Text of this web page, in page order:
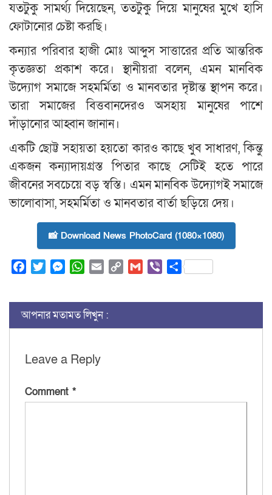
যতটুকু সামর্থ্য দিয়েছেন, ততটুকু দিয়ে মানুষের মুখে হাসি
ফোটানোর চেষ্টা করছি।
কন্যার পরিবার হাজী মোঃ আব্দুস সাত্তারের প্রতি আন্তরিক
কৃতজ্ঞতা প্রকাশ করে। স্থানীয়রা বলেন, এমন মানবিক
উদ্যোগ সমাজে সহমর্মিতা ও মানবতার দৃষ্টান্ত স্থাপন করে।
তারা সমাজের বিত্তবানদেরও অসহায় মানুষের পাশে
দাঁড়ানোর আহ্বান জানান।
একটি ছোট্ট সহায়তা হয়তো কারও কাছে খুব সাধারণ, কিন্তু
একজন কন্যাদায়গ্রস্ত পিতার কাছে সেটিই হতে পারে
জীবনের সবচেয়ে বড় স্বস্তি। এমন মানবিক উদ্যোগই সমাজে
ভালোবাসা, সহমর্মিতা ও মানবতার বার্তা ছড়িয়ে দেয়।
📸 Download News PhotoCard (1080×1080)
FacebookTwitterMessenger
WhatsApp
Email Copy
Gmail ViberShare
আপনার মতামত লিখুন :
Leave a Reply
Comment *